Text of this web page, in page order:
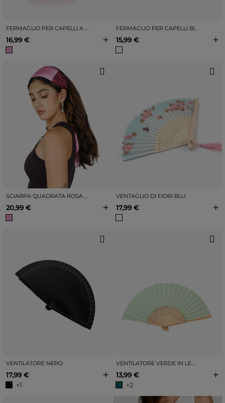
FERMAGLIO PER CAPELLI A RIGHE ROSA
16,99 € +
FERMAGLIO PER CAPELLI BIANCO CON CILIEGIE ROSSE
15,99 € +
20,99 € +
VENTAGLIO DI FIORI BLU
17,99 € +
VENTILATORE NERO
17,99 €
+1
+
VENTILATORE VERDE IN LEGNO
13,99 €
+2
+